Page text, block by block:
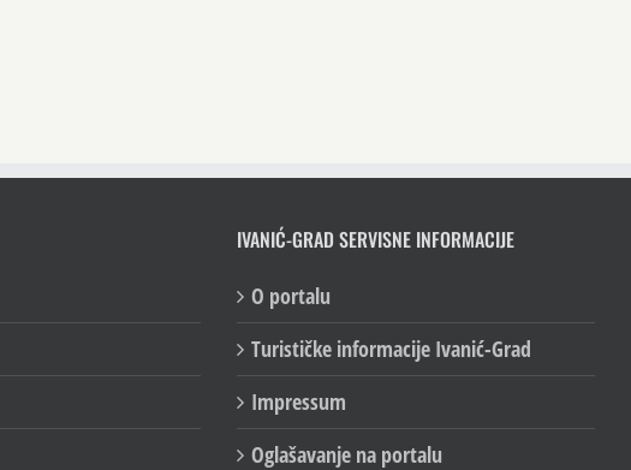
IVANIĆ-GRAD SERVISNE INFORMACIJE
O portalu
Turističke informacije Ivanić-Grad
Impressum
Oglašavanje na portalu